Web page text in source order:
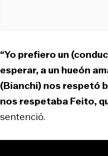
“Yo prefiero un
esperar, a un hueón
(Bianchi) nos respetó
nos respetaba Feito,
sentenció.